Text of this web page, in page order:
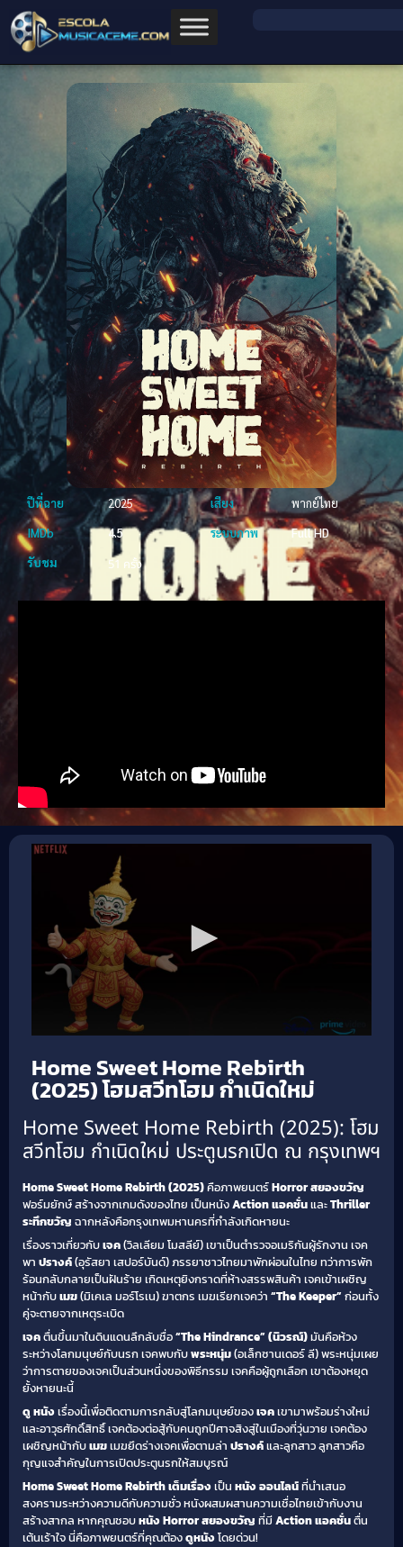
ปีที่ฉาย 2025 เสียง
พากย์ไทย
IMDb
4.5 ระบบภาพ
Full HD
รับชม
51 ครั้ง
Home Sweet Home Rebirth
(2025) โฮมสวีทโฮม กำเนิดใหม่
Home Sweet Home Rebirth (2025): โฮม
สวีทโฮม กำเนิดใหม่ ประตูนรกเปิด ณ กรุงเทพฯ
Home Sweet Home Rebirth (2025)คือภาพยนตร์Horror สยองขวัญ
ฟอร์มยักษ์ สร้างจากเกมดังของไทย เป็นหนังAction แอคชั่นและThriller
ระทึกขวัญ ฉากหลังคือกรุงเทพมหานครที่กำลังเกิดหายนะ
เรื่องราวเกี่ยวกับเจค(วิลเลียม โมสลีย์) เขาเป็นตำรวจอเมริกันผู้รักงาน เจค
พา ปรางค์(อุรัสยา เสปอร์บันด์) ภรรยาชาวไทยมาพักผ่อนในไทย ทว่าการพัก
ร้อนกลับกลายเป็นฝันร้าย เกิดเหตุยิงกราดที่ห้างสรรพสินค้า เจคเข้าเผชิญ
หน้ากับเมฆ(มิเคเล มอร์โรเน) ฆาตกร เมฆเรียกเจคว่า “The Keeper”ก่อนทั้ง
คู่จะตายจากเหตุระเบิด
เจคตื่นขึ้นมาในดินแดนลึกลับชื่อ“The Hindrance” (นิวรณ์)มันคือห้วง
ระหว่างโลกมนุษย์กับนรก เจคพบกับพระหนุ่ม(อเล็กซานเดอร์ ลี) พระหนุ่มเผย
ว่าการตายของเจคเป็นส่วนหนึ่งของพิธีกรรม เจคคือผู้ถูกเลือก เขาต้องหยุด
ยั้งหายนะนี้
ดู หนังเรื่องนี้เพื่อติดตามการกลับสู่โลกมนุษย์ของเจคเขามาพร้อมร่างใหม่
และอาวุธศักดิ์สิทธิ์ เจคต้องต่อสู้กับคนถูกปีศาจสิงสู่ในเมืองที่วุ่นวาย เจคต้อง
เผชิญหน้ากับเมฆเมฆยึดร่างเจคเพื่อตามล่า ปรางค์และลูกสาว ลูกสาวคือ
กุญแจสำคัญในการเปิดประตูนรกให้สมบูรณ์
Home Sweet Home Rebirth เต็มเรื่องเป็น หนัง ออนไลน์ที่นำเสนอ
สงครามระหว่างความดีกับความชั่ว หนังผสมผสานความเชื่อไทยเข้ากับงาน
สร้างสากล หากคุณชอบหนัง Horror สยองขวัญ ที่มีAction แอคชั่นตื่น
เต้นเร้าใจ นี่คือภาพยนตร์ที่คุณต้องดูหนังโดยด่วน!